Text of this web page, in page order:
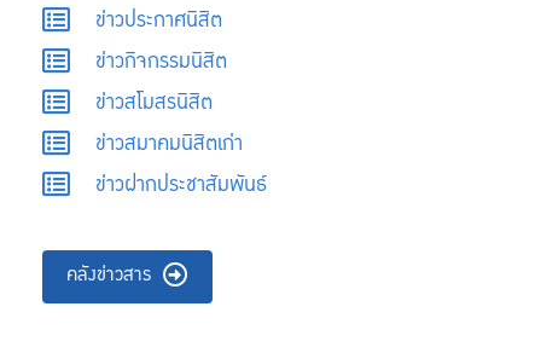
ข่าวประกาศนิสิต
ข่าวกิจกรรมนิสิต
ข่าวสโมสรนิสิต
ข่าวสมาคมนิสิตเก่า
ข่าวฝากประชาสัมพันธ์
คลังข่าวสาร